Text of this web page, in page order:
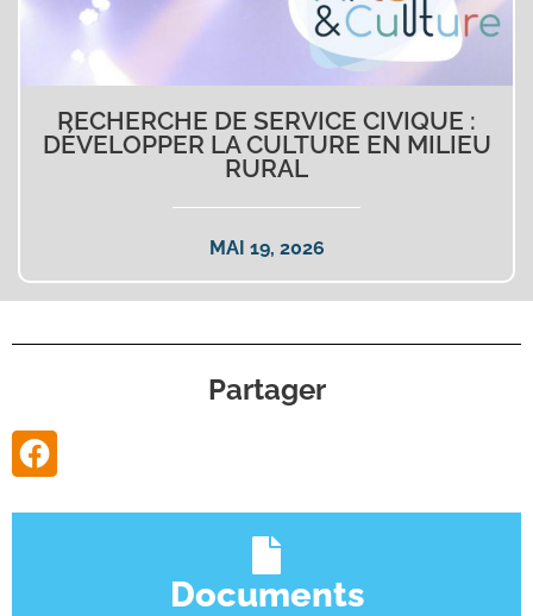
RECHERCHE DE SERVICE CIVIQUE :
DÉVELOPPER LA CULTURE EN MILIEU
RURAL
MAI 19, 2026
Partager
Documents